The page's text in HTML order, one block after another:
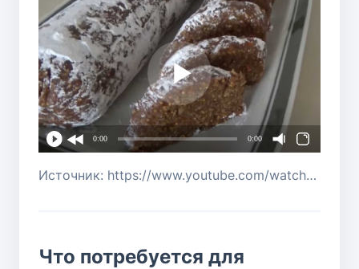
0:00 0:00
Источник: https://www.youtube.com/watch?v=_UNY1Pa5Qr8
Что потребуется для